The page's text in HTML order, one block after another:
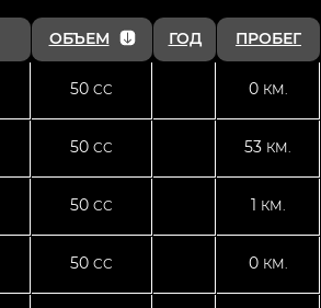
ОБЪЕМ ГОД ПРОБЕГ
50 CC 0 КМ.
50 CC 53 КМ.
50 CC 1 КМ.
50 CC 0 КМ.